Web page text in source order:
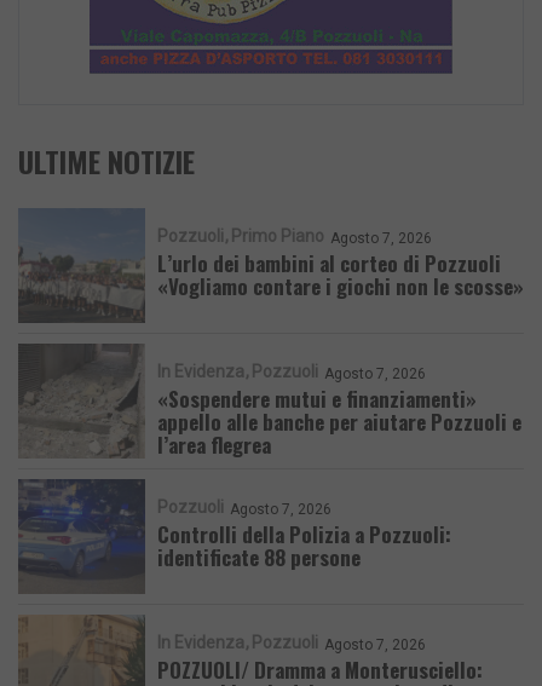
ULTIME NOTIZIE
Pozzuoli Primo Piano Agosto 7, 2026
L’urlo dei bambini al corteo di Pozzuoli
«Vogliamo contare i giochi non le scosse»
In Evidenza Pozzuoli Agosto 7, 2026
«Sospendere mutui e finanziamenti»
appello alle banche per aiutare Pozzuoli e
l’area flegrea
Pozzuoli Agosto 7, 2026
Controlli della Polizia a Pozzuoli:
identificate 88 persone
In Evidenza Pozzuoli Agosto 7, 2026
POZZUOLI/ Dramma a Monterusciello: